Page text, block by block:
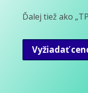
Ďalej tiež ako
Vyžiadať